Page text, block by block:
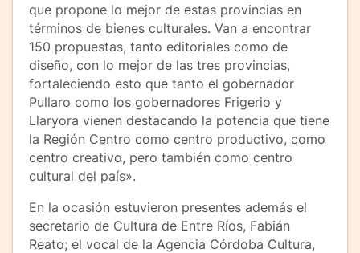
que propone lo mejor de estas provincias en
términos de bienes culturales. Van a encontrar
150 propuestas, tanto editoriales como de
diseño, con lo mejor de las tres provincias,
fortaleciendo esto que tanto el gobernador
Pullaro como los gobernadores Frigerio y
Llaryora vienen destacando la potencia que tiene
la Región Centro como centro productivo, como
centro creativo, pero también como centro
cultural del país».
En la ocasión estuvieron presentes además el
secretario de Cultura de Entre Ríos, Fabián
Reato; el vocal de la Agencia Córdoba Cultura,